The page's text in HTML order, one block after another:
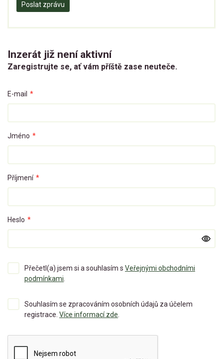
Poslat zprávu
Inzerát již není aktivní
Zaregistrujte se, ať vám příště zase neuteče.
E-mail *
Jméno *
Příjmení *
Heslo *
Přečetl(a) jsem si a souhlasím s Veřejnými obchodními
podmínkami.
Souhlasím se zpracováním osobních údajů za účelem
registrace. Více informací zde.